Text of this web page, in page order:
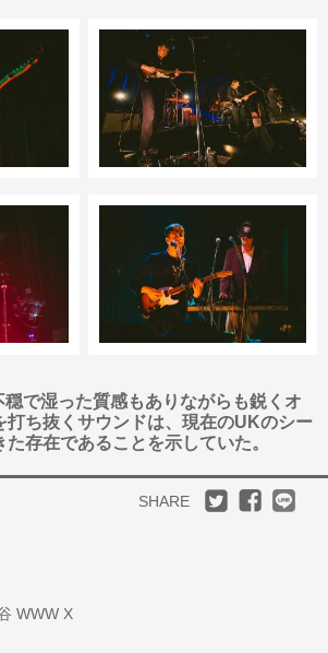
で湿った質感もありながらも鋭くオ
打ち抜くサウンドは、現在のUKのシー
存在であることを示していた。
SHARE
WWW X